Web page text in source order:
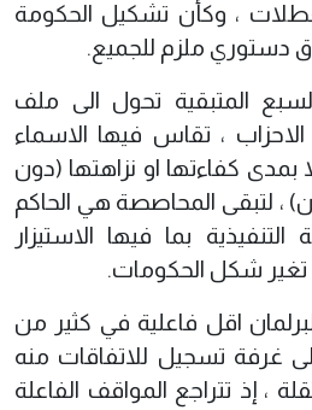
، وكأن تشكيل الحكومة
دستوري ملزم للجميع.
المتبقية تحول الى ملف
، تقاس فيها الاسماء
بمدى كفاءتها او نزاهتها (دون
، لتبقى المحاصصة هي الحاكم
بما فيها الاستيزار
تغير شكل الحكومات.
اقل فاعلية في كثير من
غرفة تسجيل للاتفاقات منه
، إذ تتراجع المواقف الفاعلة